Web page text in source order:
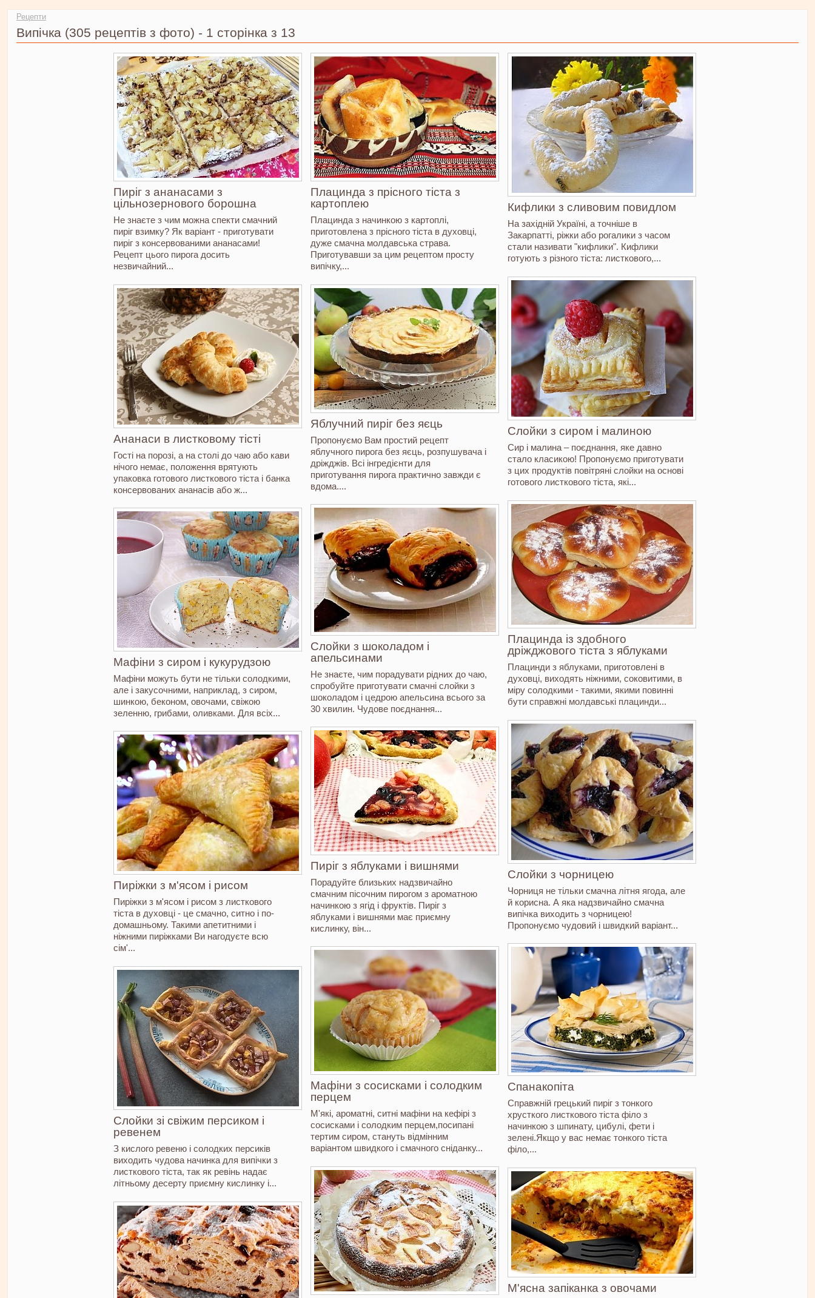
Ви тут
Рецепти
Випічка (305 рецептів з фото) - 1 сторінка з 13
Пиріг з ананасами з
цільнозернового борошна
Не знаєте з чим можна спекти смачний
пиріг взимку? Як варіант - приготувати
пиріг з консервованими ананасами!
Рецепт цього пирога досить
незвичайний...
Плацинда з прісного тіста з
картоплею
Плацинда з начинкою з картоплі,
приготовлена з прісного тіста в духовці,
дуже смачна молдавська страва.
Приготувавши за цим рецептом просту
випічку,...
Кифлики з сливовим повидлом
На західній Україні, а точніше в
Закарпатті, ріжки або рогалики з часом
стали називати "кифлики". Кифлики
готують з різного тіста: листкового,...
Слойки з сиром і малиною
Сир і малина – поєднання, яке давно
стало класикою! Пропонуємо приготувати
з цих продуктів повітряні слойки на основі
готового листкового тіста, які...
Ананаси в листковому тісті
Гості на порозі, а на столі до чаю або кави
нічого немає, положення врятують
упаковка готового листкового тіста і банка
консервованих ананасів або ж...
Яблучний пиріг без яєць
Пропонуємо Вам простий рецепт
яблучного пирога без яєць, розпушувача і
дріжджів. Всі інгредієнти для
приготування пирога практично завжди є
вдома....
Плацинда із здобного
дріжджового тіста з яблуками
Плацинди з яблуками, приготовлені в
духовці, виходять ніжними, соковитими, в
міру солодкими - такими, якими повинні
бути справжні молдавські плацинди...
Слойки з шоколадом і
апельсинами
Не знаєте, чим порадувати рідних до чаю,
спробуйте приготувати смачні слойки з
шоколадом і цедрою апельсина всього за
30 хвилин. Чудове поєднання...
Мафіни з сиром і кукурудзою
Мафіни можуть бути не тільки солодкими,
але і закусочними, наприклад, з сиром,
шинкою, беконом, овочами, свіжою
зеленню, грибами, оливками. Для всіх...
Слойки з чорницею
Чорниця не тільки смачна літня ягода, але
й корисна. А яка надзвичайно смачна
випічка виходить з чорницею!
Пропонуємо чудовий і швидкий варіант...
Пиріг з яблуками і вишнями
Порадуйте близьких надзвичайно
смачним пісочним пирогом з ароматною
начинкою з ягід і фруктів. Пиріг з
яблуками і вишнями має приємну
кислинку, він...
Пиріжки з м'ясом і рисом
Пиріжки з м'ясом і рисом з листкового
тіста в духовці - це смачно, ситно і по-
домашньому. Такими апетитними і
ніжними пиріжками Ви нагодуєте всю
сім'...
Спанакопіта
Справжній грецький пиріг з тонкого
хрусткого листкового тіста філо з
начинкою з шпинату, цибулі, фети і
зелені.Якщо у вас немає тонкого тіста
філо,...
Мафіни з сосисками і солодким
перцем
М'які, ароматні, ситні мафіни на кефірі з
сосисками і солодким перцем,посипані
тертим сиром, стануть відмінним
варіантом швидкого і смачного сніданку...
Слойки зі свіжим персиком і
ревенем
З кислого ревеню і солодких персиків
виходить чудова начинка для випічки з
листкового тіста, так як ревінь надає
літньому десерту приємну кислинку і...
М'ясна запіканка з овочами